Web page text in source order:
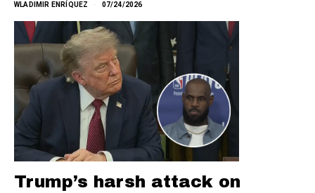
WLADIMIR ENRÍQUEZ 07/24/2026
Trump’s harsh attack on